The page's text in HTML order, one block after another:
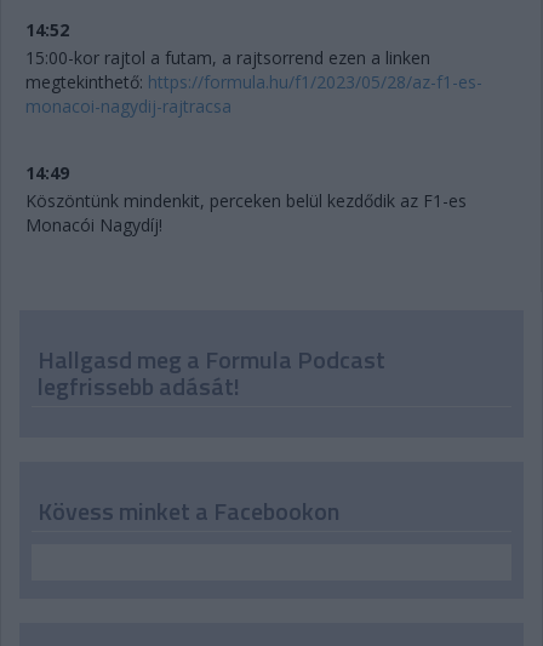
14:52
15:00-kor rajtol a futam, a rajtsorrend ezen a linken
megtekinthető: https://formula.hu/f1/2023/05/28/az-f1-es-
monacoi-nagydij-rajtracsa
14:49
Köszöntünk mindenkit, perceken belül kezdődik az F1-es
Monacói Nagydíj!
Hallgasd meg a Formula Podcast
legfrissebb adását!
Kövess minket a Facebookon